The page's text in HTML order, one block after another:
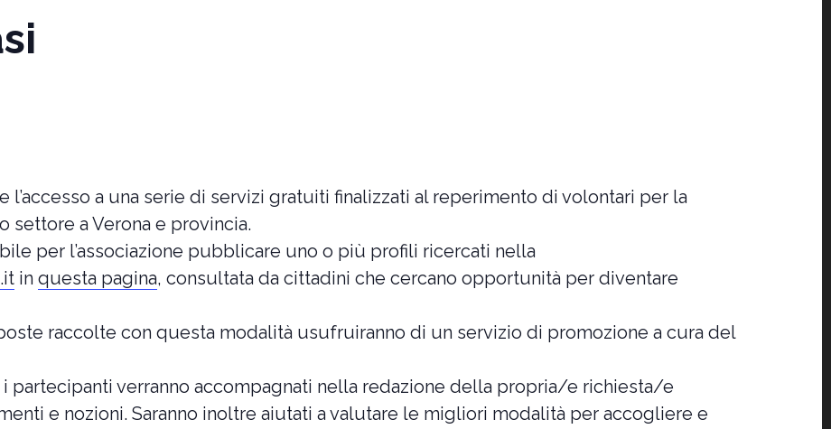
a una serie di servizi gratuiti finalizzati al reperimento di volontari per la
settore a Verona e provincia.
per l’associazione pubblicare uno o più profili ricercati nella
in questa pagina, consultata da cittadini che cercano opportunità per diventare
raccolte con questa modalità usufruiranno di un servizio di promozione a cura del
partecipanti verranno accompagnati nella redazione della propria/e richiesta/e
e nozioni. Saranno inoltre aiutati a valutare le migliori modalità per accogliere e